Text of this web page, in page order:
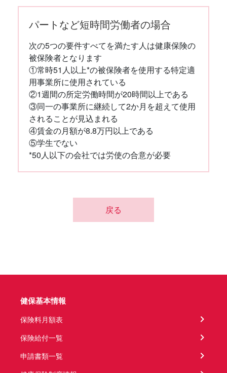
パートなど短時間労働者の場合
次の5つの要件すべてを満たす人は健康保険の
被保険者となります
①常時51人以上*の被保険者を使用する特定適
用事業所に使用されている
②1週間の所定労働時間が20時間以上である
③同一の事業所に継続して2か月を超えて使用
されることが見込まれる
④賃金の月額が8.8万円以上である
⑤学生でない
*50人以下の会社では労使の合意が必要
戻る
健保基本情報
保険料月額表
保険給付一覧
申請書類一覧